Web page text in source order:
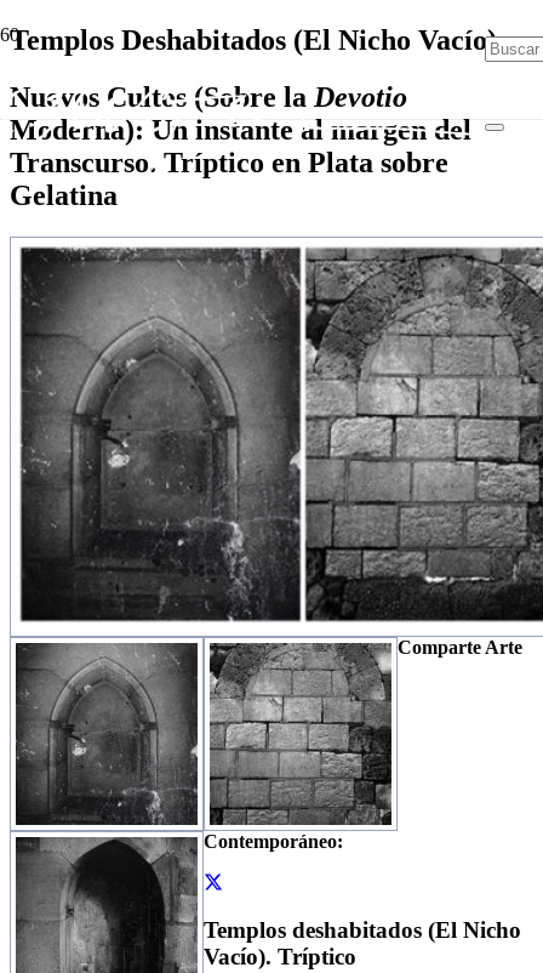
Templos Deshabitados (El Nicho Vacío)
Nuevos Cultos (Sobre la Devotio
Moderna): Un instante al margen del
Transcurso. Tríptico en Plata sobre
Gelatina
Comparte Arte
Contemporáneo:
Templos deshabitados (El Nicho
Vacío). Tríptico